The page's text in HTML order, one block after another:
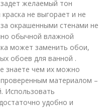
желаемый тон
не выгорает и не
окрашенными стенами не
обычной влажной
может заменить обои,
обоев для ванной .
знаете чем их можно
материалом –
Использовать
удобно и